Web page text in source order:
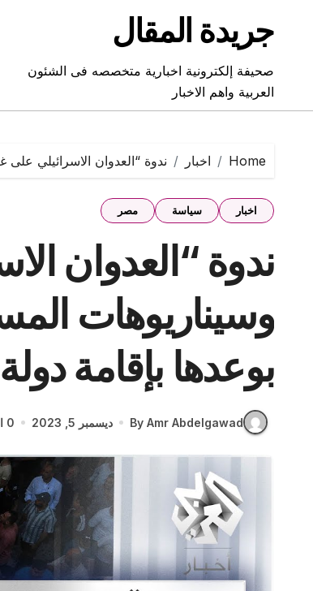
contentجريدة المقال
صحيفة إلكترونية اخبارية متخصصه فى الشئون
العربية واهم الاخبار
Home اخبار ندوة “العدوان الاسرائيلي
اخبار سياسة مصر
ندوة “العدوان
وسيناريوهات
بوعدها بإقامة
By Amr Abdelgawad ديسمبر 5, 2023 0 التعليق